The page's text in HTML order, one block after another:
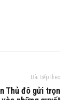
Bài tiếp theo
Thủ đô gửi trọn